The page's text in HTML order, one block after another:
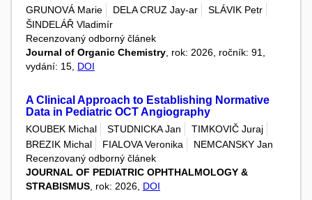
GRUNOVÁ Marie DELA CRUZ Jay-ar
SLÁVIK Petr
ŠINDELÁŘ Vladimír
Recenzovaný odborný článek
Journal of Organic Chemistry , rok: 2026, ročník: 91,
vydání: 15, DOI
A Clinical Approach to Establishing Normative
Data in Pediatric OCT Angiography
KOUBEK Michal STUDNICKA Jan
TIMKOVIČ Juraj
BREZIK Michal
FIALOVA Veronika
NEMCANSKY Jan
Recenzovaný odborný článek
JOURNAL OF PEDIATRIC OPHTHALMOLOGY &
STRABISMUS , rok: 2026, DOI